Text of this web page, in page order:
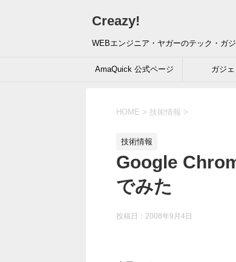
Creazy!
WEBエンジニア・ヤガーのテック・ガ
AmaQuick 公式ページ ガジェ
HOME > 技術情報 >
技術情報
Google
でみた
投稿日： 2008年9月4日